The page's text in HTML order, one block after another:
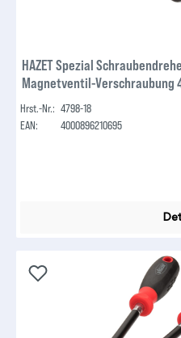
HAZET Spezial
Magnetventil-Verschraubung
19 mm ∙ Innen-Sechskant Profil
Hrst.-Nr.: 4798-18
EAN:
4000896210695